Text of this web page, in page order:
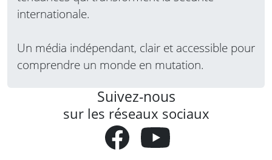
internationale.
Un média indépendant, clair et accessible pour
comprendre un monde en mutation.
Suivez-nous
sur les réseaux sociaux